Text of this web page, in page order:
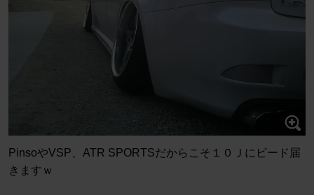
PinsoやVSP、ATR SPORTSだからこそ１０Ｊにビード届
きますｗ